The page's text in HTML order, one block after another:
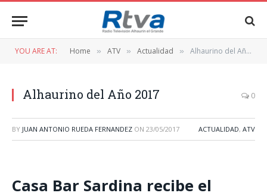
YOU ARE AT: Home » ATV » Actualidad » Alhaurino del Año 2017
Alhaurino del Año 2017 0
BY JUAN ANTONIO RUEDA FERNANDEZ ON 23/05/2017 ACTUALIDAD, ATV
Casa Bar Sardina recibe el